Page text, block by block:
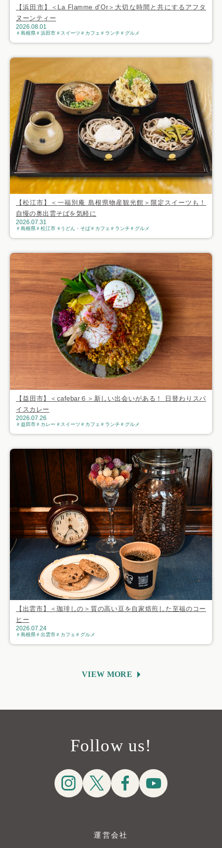
【浜田市】＜La Flamme d‘Or＞大切な時間と共にするアフタ
ヌーンティー
2026.08.01
島根県 浜田市 スイーツ カフェ ランチ グルメ
【松江市】＜一福別庵 島根県物産観光館＞限定スイーツも！
自慢の奥出雲そばを気軽に
2026.07.31
島根県 松江市 うどん・そば カフェ ランチ グルメ
【益田市】＜cafebar６＞新しい出会いがある！ 日替わりスパ
イスカレー
2026.07.26
益田市 カレー スイーツ カフェ ランチ グルメ
【出雲市】＜珈琲しの＞質の高い豆を自家焙煎した至福のコー
ヒー
2026.07.24
島根県 出雲市 カフェ グルメ
VIEW MORE
Follow us!
運営会社